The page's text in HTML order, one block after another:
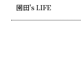
園田's LIFE